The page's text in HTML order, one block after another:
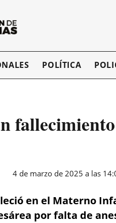
POLÍTICA
4 de marzo de 2025 a las
en el Materno
por falta de